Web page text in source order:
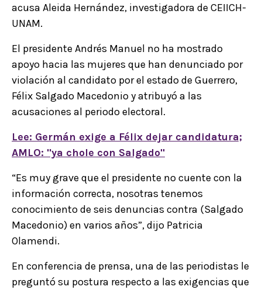
acusa Aleida Hernández, investigadora de CEIICH-
UNAM.
El presidente Andrés Manuel no ha mostrado
apoyo hacia las mujeres que han denunciado por
violación al candidato por el estado de Guerrero,
Félix Salgado Macedonio y atribuyó a las
acusaciones al periodo electoral.
Lee: Germán exige a Félix dejar candidatura;
AMLO: "ya chole con Salgado"
“Es muy grave que el presidente no cuente con la
información correcta, nosotras tenemos
conocimiento de seis denuncias contra (Salgado
Macedonio) en varios años”, dijo Patricia
Olamendi.
En conferencia de prensa, una de las periodistas le
preguntó su postura respecto a las exigencias que